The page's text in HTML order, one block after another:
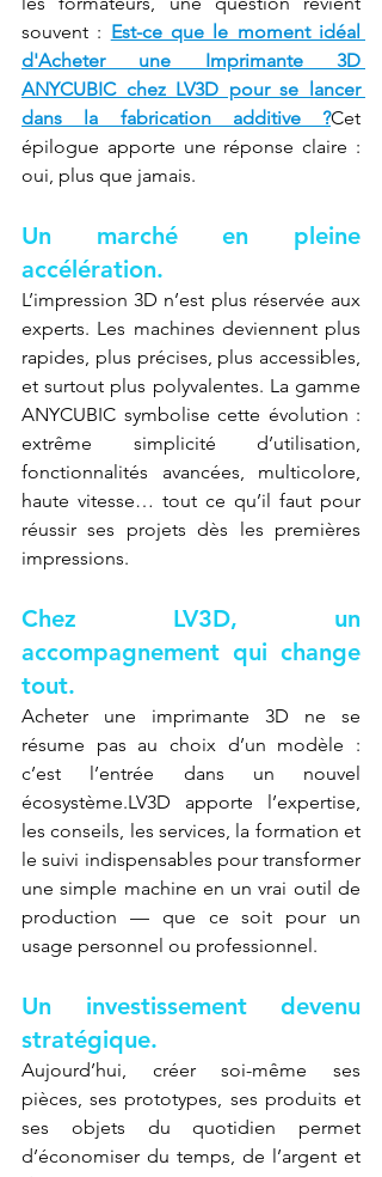
souvent : Est-ce que le moment idéal
d'Acheter une Imprimante 3D
ANYCUBIC chez LV3D pour se lancer
dans la fabrication additive ?Cet
épilogue apporte une réponse claire :
oui, plus que jamais.
Un marché en pleine
accélération.
L’impression 3D n’est plus réservée aux
experts. Les machines deviennent plus
rapides, plus précises, plus accessibles,
et surtout plus polyvalentes. La gamme
ANYCUBIC symbolise cette évolution :
extrême simplicité d’utilisation,
fonctionnalités avancées, multicolore,
haute vitesse… tout ce qu’il faut pour
réussir ses projets dès les premières
impressions.
Chez LV3D, un
accompagnement qui change
tout.
Acheter une imprimante 3D ne se
résume pas au choix d’un modèle :
c’est l’entrée dans un nouvel
écosystème.LV3D apporte l’expertise,
les conseils, les services, la formation et
le suivi indispensables pour transformer
une simple machine en un vrai outil de
production — que ce soit pour un
usage personnel ou professionnel.
Un investissement devenu
stratégique.
Aujourd’hui, créer soi-même ses
pièces, ses prototypes, ses produits et
ses objets du quotidien permet
d’économiser du temps, de l’argent et